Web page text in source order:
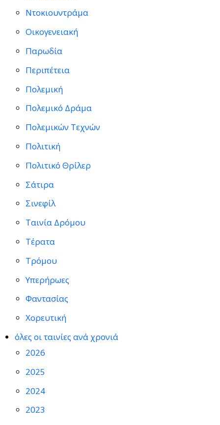
Ντοκιουντράμα
Οικογενειακή
Παρωδία
Περιπέτεια
Πολεμική
Πολεμικό Δράμα
Πολεμικών Τεχνών
Πολιτική
Πολιτικό Θρίλερ
Σάτιρα
Σινεφίλ
Ταινία Δρόμου
Τέρατα
Τρόμου
Υπερήρωες
Φαντασίας
Χορευτική
όλες οι ταινίες ανά χρονιά
2026
2025
2024
2023